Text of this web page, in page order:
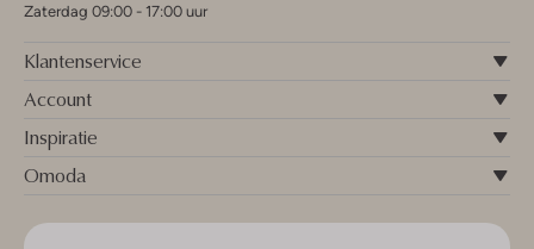
Zaterdag 09:00 - 17:00 uur
Klantenservice
Account
Inspiratie
Omoda